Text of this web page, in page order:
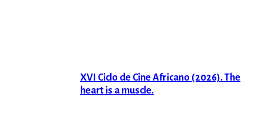
XVI Ciclo de Cine Africano (2026). The
heart is a muscle.